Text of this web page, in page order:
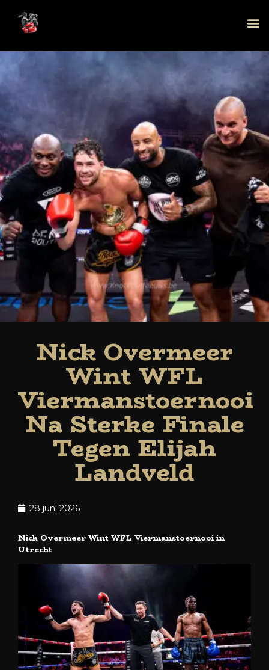
Nick Overmeer
Wint WFL
Viermanstoernooi
Na Sterke Finale
Tegen Elijah
Landveld
28 juni 2026
Nick Overmeer Wint WFL Viermanstoernooi in
Utrecht